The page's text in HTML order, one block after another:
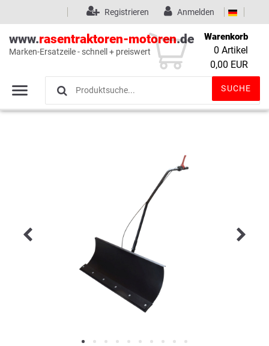
Wunschliste (0)
Anmelden
Registrieren
www.rasentraktoren-motoren.de
Marken-Ersatzeile - schnell + preiswert
SUCHE
Warenkorb
0 Artikel
0,00 EUR